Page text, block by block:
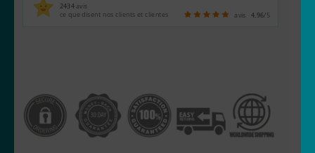
2434avis
ce que disent nos clients et clientes avis 4.96/5